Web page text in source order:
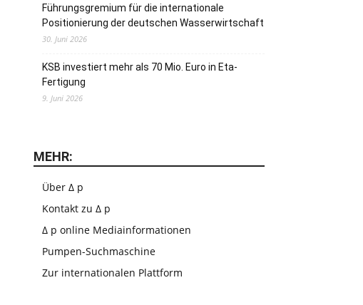
Führungsgremium für die internationale
Positionierung der deutschen Wasserwirtschaft
30. Juni 2026
KSB investiert mehr als 70 Mio. Euro in Eta-
Fertigung
9. Juni 2026
MEHR:
Über Δ p
Kontakt zu Δ p
Δ p online Mediainformationen
Pumpen-Suchmaschine
Zur internationalen Plattform